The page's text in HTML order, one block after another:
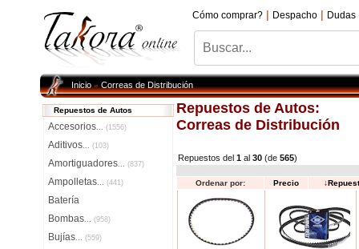
Cómo comprar? | Despacho | Dudas
Inicio»Correas de Distribución
Repuestos de Autos
Accesorios... (1556)
Aditivos... (103)
Amortiguadores... (837)
Ampolletas... (441)
Batería
Bombas... (958)
Bujías... (559)
Repuestos de Autos:
Correas de Distribución
Repuestos del 1 al 30 (de 565)
Ordenar por: Precio ↓